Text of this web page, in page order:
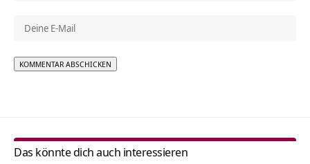
Das könnte dich auch interessieren